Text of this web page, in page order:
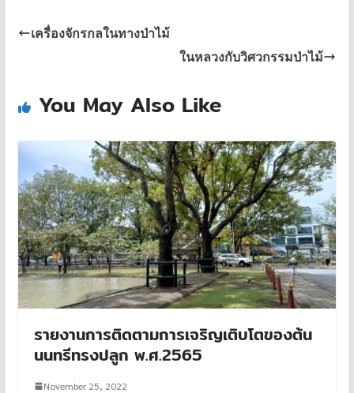
เครื่องจักรกลในทางป่าไม้
ในหลวงกับวิศวกรรมป่าไม้
You May Also Like
รายงานการติดตามการเจริญเติบโตของต้น
นนทรีทรงปลูก พ.ศ.2565
November 25, 2022